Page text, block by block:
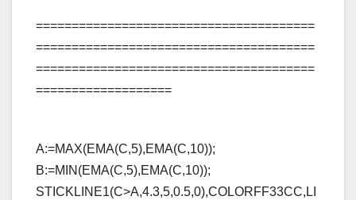
=======================================
=======================================
=======================================
===================
A:=MAX(EMA(C,5),EMA(C,10));
B:=MIN(EMA(C,5),EMA(C,10));
STICKLINE1(C>A,4.3,5,0.5,0),COLORFF33CC,LI